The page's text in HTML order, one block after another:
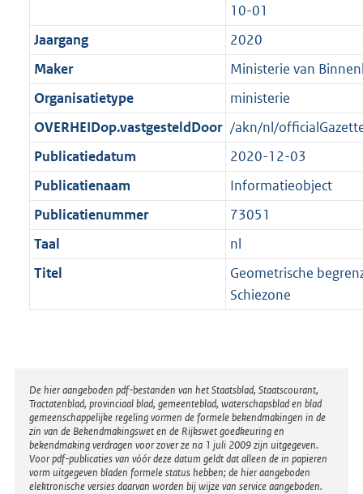
f
o
r
m
a
a
t
n
f
o
r
m
a
a
t
b
t
e
1
K
b
10-01
Jaargang
2020
Maker
Ministerie van
Organisatietype
ministerie
OVERHEIDop.vastgesteldDoor /akn/nl/
Publicatiedatum
2020-12-03
Publicatienaam
Informatieobject
Publicatienummer
73051
Taal
nl
Titel
Geometrische
Schiezone
Disclaimer
De hier aangeboden pdf-bestanden van het Staatsblad, Staatscourant,
Tractatenblad, provinciaal blad, gemeenteblad, waterschapsblad en blad
gemeenschappelijke regeling vormen de formele bekendmakingen in de
zin van de Bekendmakingswet en de Rijkswet goedkeuring en
bekendmaking verdragen voor zover ze na 1 juli 2009 zijn uitgegeven.
Voor pdf-publicaties van vóór deze datum geldt dat alleen de in papieren
vorm uitgegeven bladen formele status hebben; de hier aangeboden
elektronische versies daarvan worden bij wijze van service aangeboden.